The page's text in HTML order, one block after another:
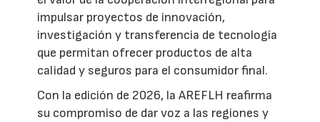
impulsar proyectos de innovación,
investigación y transferencia de tecnología
que permitan ofrecer productos de alta
calidad y seguros para el consumidor final.
Con la edición de 2026, la AREFLH reafirma
su compromiso de dar voz a las regiones y